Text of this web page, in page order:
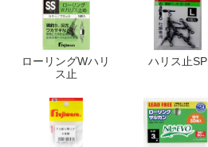
ローリングWハリ
ス止
ハリス止SP